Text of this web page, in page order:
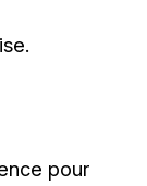
pour